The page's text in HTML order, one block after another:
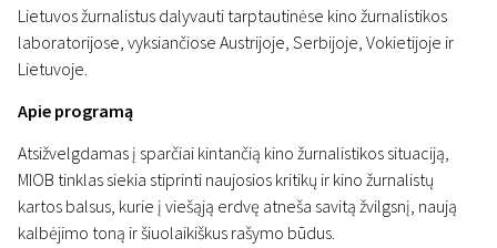
Lietuvos žurnalistus dalyvauti tarptautinėse kino žurnalistikos
laboratorijose, vyksiančiose Austrijoje, Serbijoje, Vokietijoje ir
Lietuvoje.
Apie programą
Atsižvelgdamas į sparčiai kintančią kino žurnalistikos situaciją,
MIOB tinklas siekia stiprinti naujosios kritikų ir kino žurnalistų
kartos balsus, kurie į viešąją erdvę atneša savitą žvilgsnį, naują
kalbėjimo toną ir šiuolaikiškus rašymo būdus.